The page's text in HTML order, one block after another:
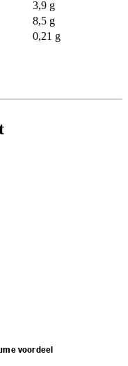
3,9 g
8,5 g
0,21 g
voordeel